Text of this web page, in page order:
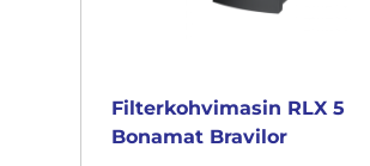
Filterkohvimasin RLX 5
Bonamat Bravilor